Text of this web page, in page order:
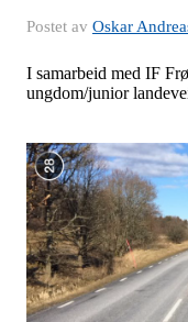
Postet av Oskar
I samarbeid med IF
ungdom/junior